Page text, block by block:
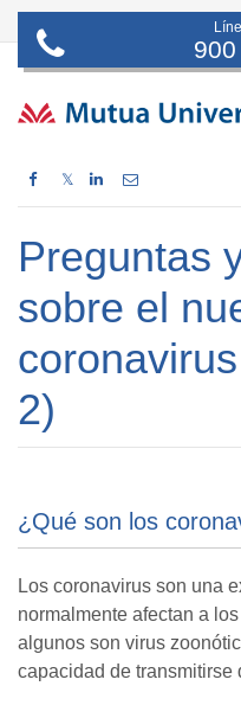
𝕏
Preguntas
sobre el
2)
¿Qué son los
Los coronavirus son una
normalmente afectan a
algunos son virus
capacidad de transmitirse